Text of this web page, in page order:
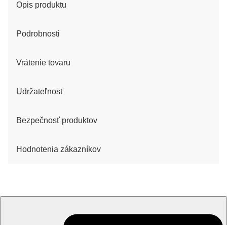
Opis produktu
Podrobnosti
Vrátenie tovaru
Udržateľnosť
Bezpečnosť produktov
Hodnotenia zákazníkov